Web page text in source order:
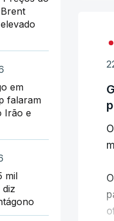
em
falaram
Irão e
mil
diz